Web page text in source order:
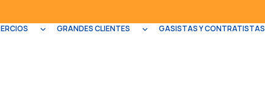
GRANDES CLIENTES GASISTAS Y CONTRATISTAS